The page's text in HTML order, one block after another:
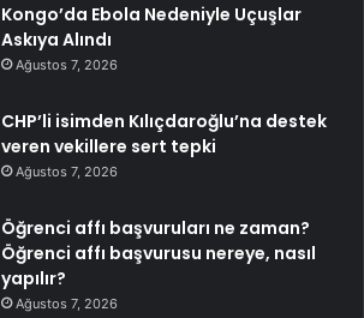
Kongo’da Ebola Nedeniyle Uçuşlar
Askıya Alındı
Ağustos 7, 2026
CHP’li isimden Kılıçdaroğlu’na destek
veren vekillere sert tepki
Ağustos 7, 2026
Öğrenci affı başvuruları ne zaman?
Öğrenci affı başvurusu nereye, nasıl
yapılır?
Ağustos 7, 2026